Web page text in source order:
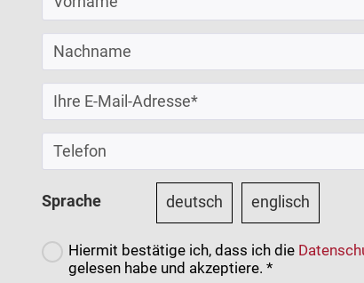
Sprache deutsch englisch
Hiermit bestätige ich, dass ich die
gelesen habe und akzeptiere. *